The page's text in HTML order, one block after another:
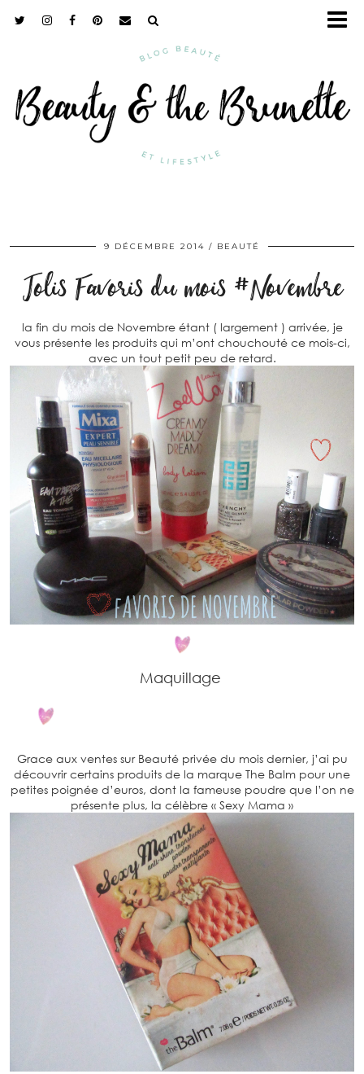
9 DÉCEMBRE 2014 BEAUTÉ
Jolis Favoris du mois #Novembre
la fin du mois de Novembre étant ( largement ) arrivée, je
vous présente les produits qui m’ont chouchouté ce mois-ci,
avec un tout petit peu de retard.
Maquillage
Grace aux ventes sur Beauté privée du mois dernier, j’ai pu
découvrir certains produits de la marque The Balm pour une
petites poignée d’euros, dont la fameuse poudre que l’on ne
présente plus, la célèbre « Sexy Mama »